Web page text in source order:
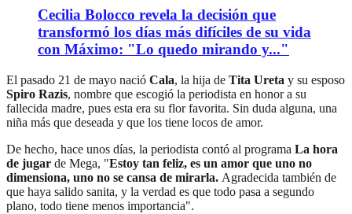
Cecilia Bolocco revela la decisión que
transformó los días más difíciles de su vida
con Máximo: "Lo quedo mirando y..."
El pasado 21 de mayo nació Cala, la hija de Tita Ureta y su esposo
Spiro Razis, nombre que escogió la periodista en honor a su
fallecida madre, pues esta era su flor favorita. Sin duda alguna, una
niña más que deseada y que los tiene locos de amor.
De hecho, hace unos días, la periodista contó al programa La hora
de jugar de Mega, "Estoy tan feliz, es un amor que uno no
dimensiona, uno no se cansa de mirarla. Agradecida también de
que haya salido sanita, y la verdad es que todo pasa a segundo
plano, todo tiene menos importancia".